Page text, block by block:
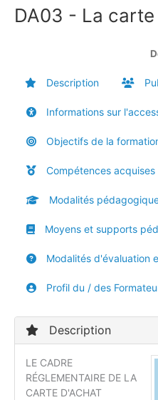
DA03 - La
Description
Informations sur
Objectifs de la
Compétences
Modalités
Moyens et supports
Modalités d'évaluation
Profil du / des
Description
LE CADRE
RÉGLEMENTAIRE DE LA
CARTE D'ACHAT